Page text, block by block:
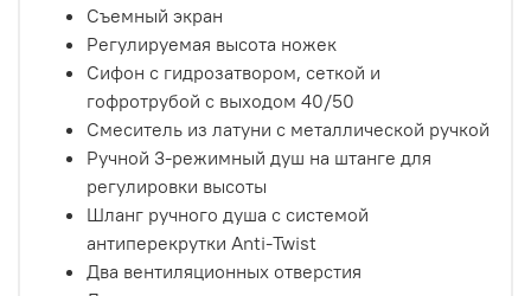
Съемный экран
Регулируемая высота ножек
Сифон с гидрозатвором, сеткой и
гофротрубой с выходом 40/50
Смеситель из латуни с металлической ручкой
Ручной 3-режимный душ на штанге для
регулировки высоты
Шланг ручного душа с системой
антиперекрутки Anti-Twist
Два вентиляционных отверстия